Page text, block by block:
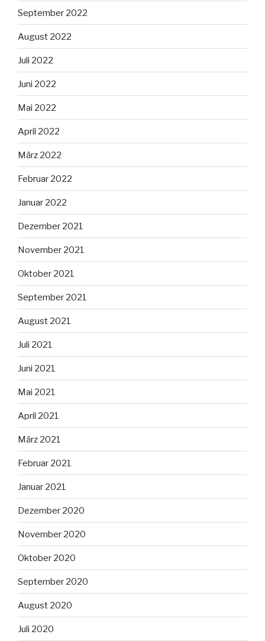
September 2022
August 2022
Juli 2022
Juni 2022
Mai 2022
April 2022
März 2022
Februar 2022
Januar 2022
Dezember 2021
November 2021
Oktober 2021
September 2021
August 2021
Juli 2021
Juni 2021
Mai 2021
April 2021
März 2021
Februar 2021
Januar 2021
Dezember 2020
November 2020
Oktober 2020
September 2020
August 2020
Juli 2020